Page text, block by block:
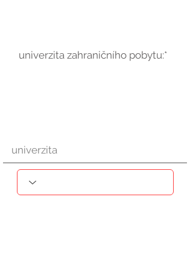
univerzita zahraničního pobytu:*